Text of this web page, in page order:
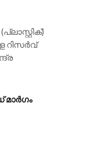
റിസർവ്
മാർഗം